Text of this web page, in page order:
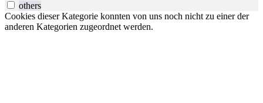
others
Cookies dieser Kategorie konnten von uns noch nicht zu einer der
anderen Kategorien zugeordnet werden.